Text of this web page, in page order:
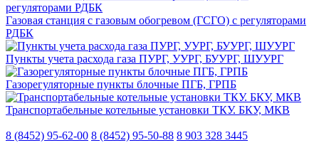
Газовая станция с газовым обогревом (ГСГО) с регуляторами
РДБК
Пункты учета расхода газа ПУРГ, УУРГ, БУУРГ, ШУУРГ
Газорегуляторные пункты блочные ПГБ, ГРПБ
Транспортабельные котельные установки ТКУ. БКУ, МКВ
8 (8452) 95-62-00 8 (8452) 95-50-88 8 903 328 3445